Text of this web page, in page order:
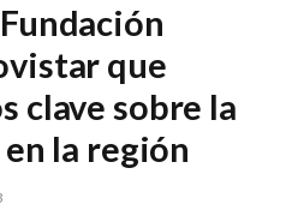
que
clave sobre la
la región